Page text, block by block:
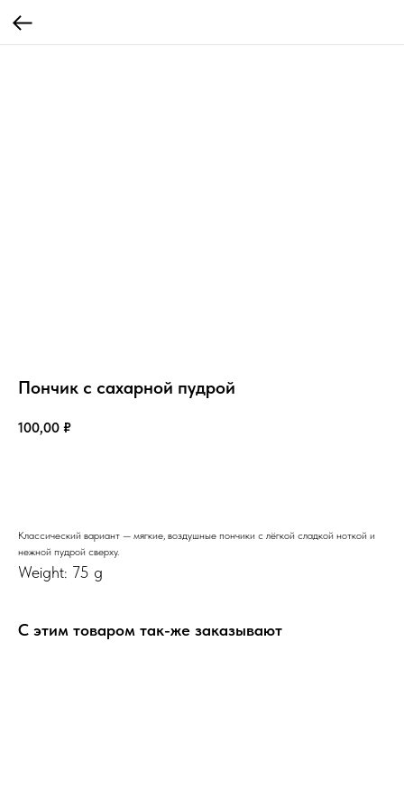
Пончик с сахарной пудрой
100,00 ₽
Классический вариант — мягкие, воздушные пончики с лёгкой сладкой ноткой и
нежной пудрой сверху.
Weight: 75 g
С этим товаром так-же заказывают